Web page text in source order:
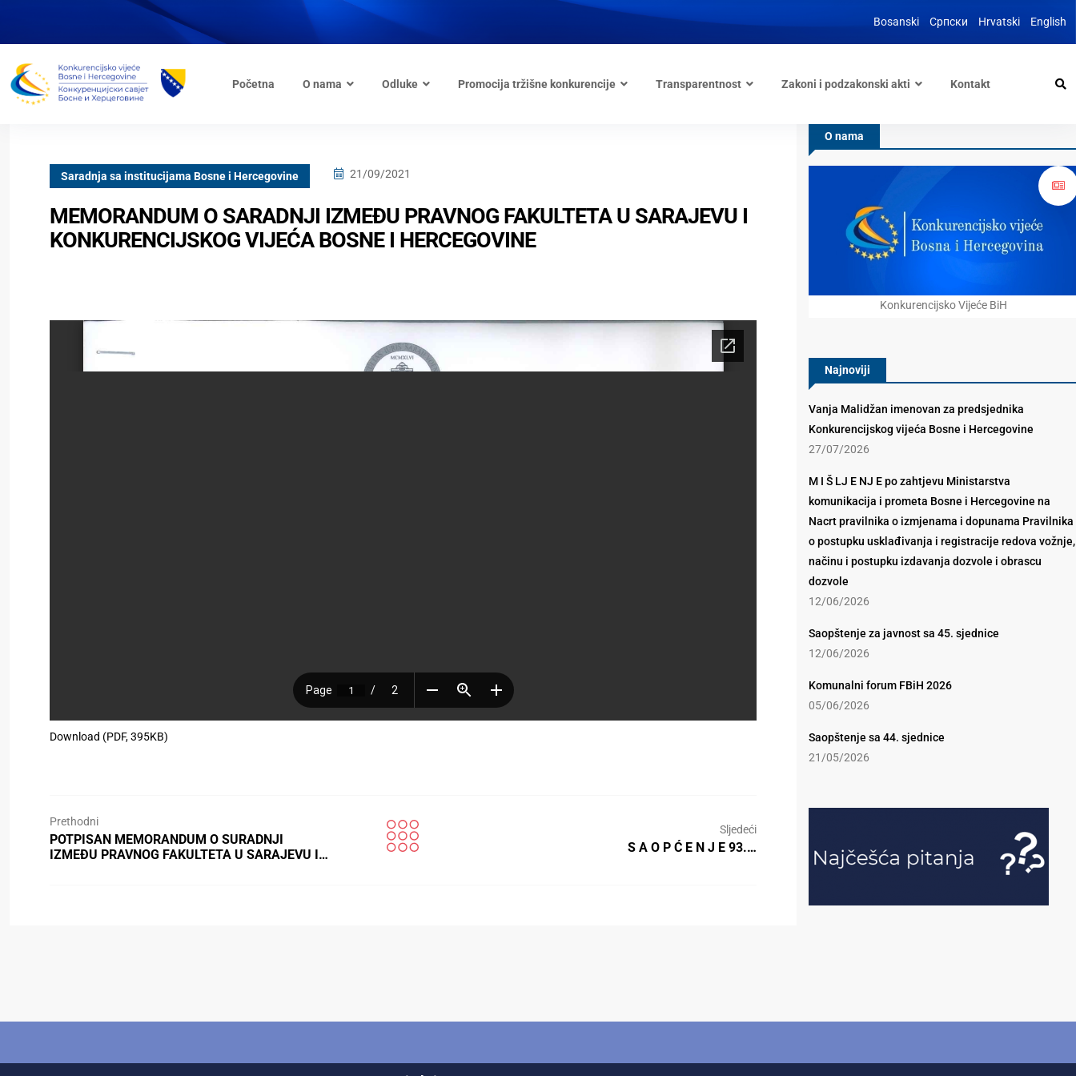
Bosanski Српски Hrvatski English
Početna O nama Odluke Promocija tržišne konkurencije Transparentnost Zakoni i podzakonski akti Kontakt
Saradnja sa institucijama Bosne i Hercegovine 21/09/2021
MEMORANDUM O SARADNJI IZMEĐU PRAVNOG FAKULTETA U SARAJEVU I
KONKURENCIJSKOG VIJEĆA BOSNE I HERCEGOVINE
Download (PDF, 395KB)
Prethodni
POTPISAN MEMORANDUM O SURADNJI
IZMEĐU PRAVNOG FAKULTETA U SARAJEVU I…
Sljedeći
S A O P Ć E N J E 93.…
O nama
Konkurencijsko Vijeće BiH
Najnoviji
Vanja Malidžan imenovan za predsjednika
Konkurencijskog vijeća Bosne i Hercegovine
27/07/2026
M I Š LJ E NJ E po zahtjevu Ministarstva
komunikacija i prometa Bosne i Hercegovine na
Nacrt pravilnika o izmjenama i dopunama Pravilnika
o postupku usklađivanja i registracije redova vožnje,
načinu i postupku izdavanja dozvole i obrascu
dozvole
12/06/2026
Saopštenje za javnost sa 45. sjednice
12/06/2026
Komunalni forum FBiH 2026
05/06/2026
Saopštenje sa 44. sjednice
21/05/2026